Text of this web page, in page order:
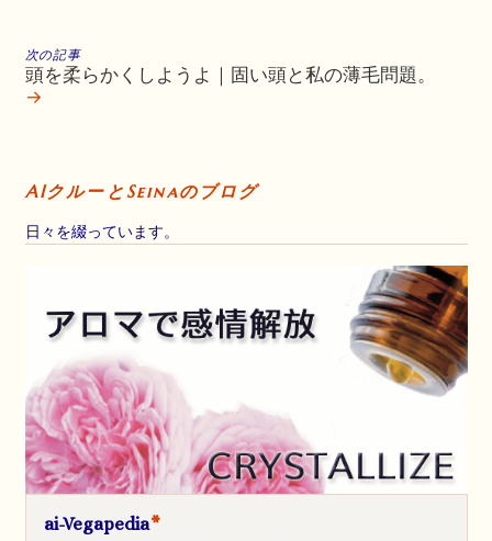
次の記事
頭を柔らかくしようよ｜固い頭と私の薄毛問題。
→
AIクルーとSeinaのブログ
日々を綴っています。
ai-Vegapedia*